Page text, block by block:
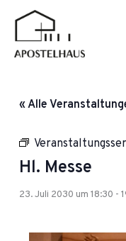
springen
« Alle
Hl. Messe
23. Juli 2030 um 18:30 -